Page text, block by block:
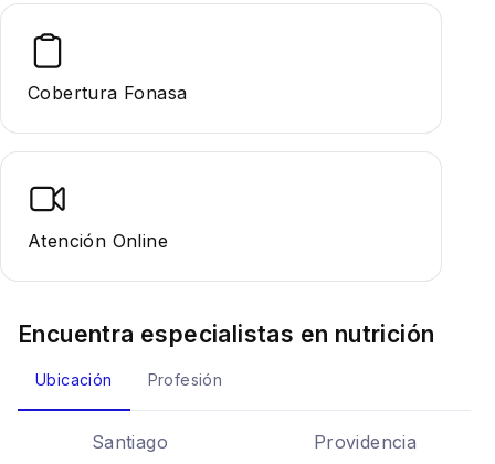
Cobertura Fonasa
Atención Online
Encuentra especialistas en nutrición
Ubicación Profesión
Santiago
Providencia